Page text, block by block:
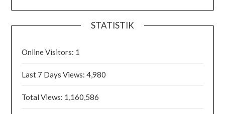
STATISTIK
Online Visitors: 1
Last 7 Days Views:4,980
Total Views: 1,160,586